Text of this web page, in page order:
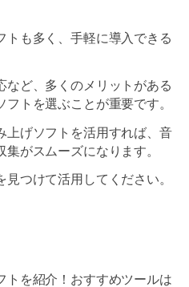
も多く、手軽に導入できる
ど、多くのメリットがある
トを選ぶことが重要です。
上げソフトを活用すれば、音
がスムーズになります。
つけて活用してください。
トを紹介！おすすめツールは